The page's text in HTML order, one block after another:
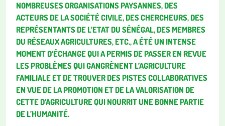
NOMBREUSES ORGANISATIONS PAYSANNES, DES
ACTEURS DE LA SOCIÉTÉ CIVILE, DES CHERCHEURS, DES
REPRÉSENTANTS DE L’ETAT DU SÉNÉGAL, DES MEMBRES
DU RÉSEAUX AGRICULTURES, ETC., A ÉTÉ UN INTENSE
MOMENT D’ÉCHANGE QUI A PERMIS DE PASSER EN REVUE
LES PROBLÈMES QUI GANGRÈNENT L’AGRICULTURE
FAMILIALE ET DE TROUVER DES PISTES COLLABORATIVES
EN VUE DE LA PROMOTION ET DE LA VALORISATION DE
CETTE D’AGRICULTURE QUI NOURRIT UNE BONNE PARTIE
DE L’HUMANITÉ.